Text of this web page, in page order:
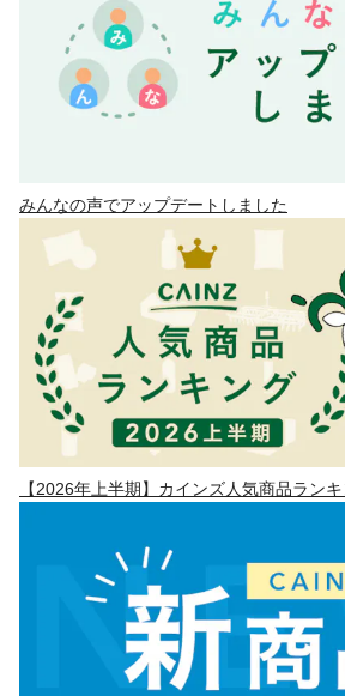
みんなの声でアップデートしました
【2026年上半期】カインズ人気商品ラン